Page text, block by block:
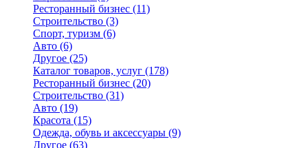
Ресторанный бизнес (11)
Строительство (3)
Спорт, туризм (6)
Авто (6)
Другое (25)
Каталог товаров, услуг (178)
Ресторанный бизнес (20)
Строительство (31)
Авто (19)
Красота (15)
Одежда, обувь и аксессуары (9)
Другое (63)